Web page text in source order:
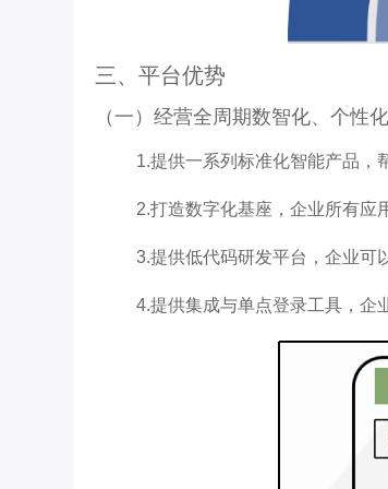
三、平台优势
（一）经营全周期数智化、个性
1.提供一系列标准化智能产品，
2.打造数字化基座，企业所有应
3.提供低代码研发平台，企业可
4.提供集成与单点登录工具，企